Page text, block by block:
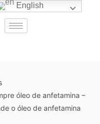
óleo de anfetamina –
o óleo de anfetamina
English